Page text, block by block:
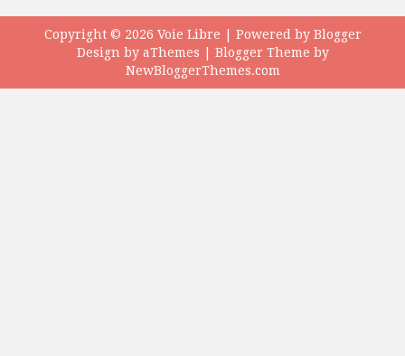
Copyright © 2026 Voie Libre | Powered by Blogger
Design by aThemes | Blogger Theme by
NewBloggerThemes.com